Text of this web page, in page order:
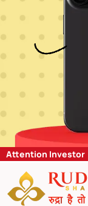
Attention Investor
for Retail